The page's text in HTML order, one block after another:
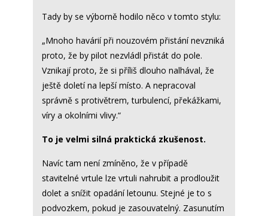
Tady by se výborně hodilo něco v tomto stylu:
„Mnoho havárií při nouzovém přistání nevzniká
proto, že by pilot nezvládl přistát do pole.
Vznikají proto, že si příliš dlouho nalhával, že
ještě doletí na lepší místo. A nepracoval
správně s protivětrem, turbulencí, překážkami,
víry a okolními vlivy.“
To je velmi silná praktická zkušenost.
Navíc tam není zmíněno, že v případě
stavitelné vrtule lze vrtuli nahrubit a prodloužit
dolet a snížit opadání letounu. Stejné je to s
podvozkem, pokud je zasouvatelný. Zasunutím